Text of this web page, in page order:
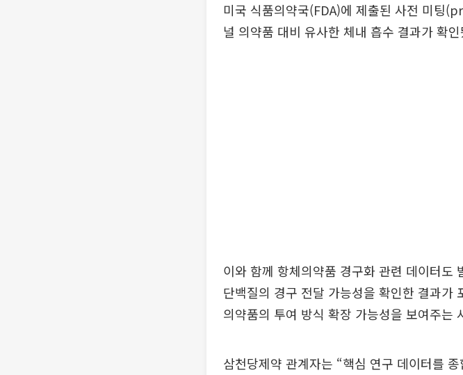
미국 식품의약국(FDA)에 제출된 사전 미팅
널 의약품 대비 유사한 체내 흡수 결과가 확
이와 함께 항체의약품 경구화 관련 데이터도
단백질의 경구 전달 가능성을 확인한 결과가
의약품의 투여 방식 확장 가능성을 보여주는
삼천당제약 관계자는 “핵심 연구 데이터를